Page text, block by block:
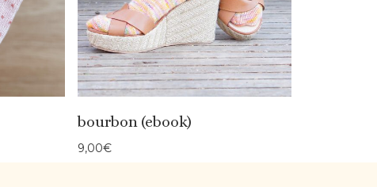
bourbon (ebook)
9,00€